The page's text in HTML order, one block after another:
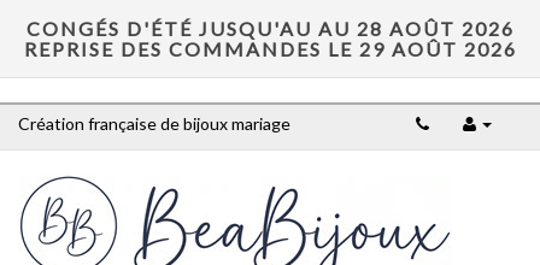
CONGÉS D'ÉTÉ JUSQU'AU AU 28 AOÛT 2026
REPRISE DES COMMANDES LE 29 AOÛT 2026
Création française de bijoux mariage